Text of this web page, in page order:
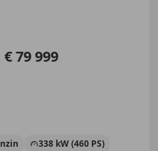
€ 79 999
338 kW (460 PS)